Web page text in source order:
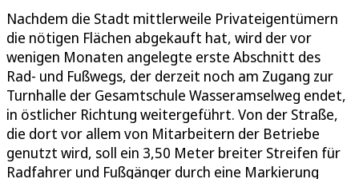
Nachdem die Stadt mittlerweile Privateigentümern
die nötigen Flächen abgekauft hat, wird der vor
wenigen Monaten angelegte erste Abschnitt des
Rad- und Fußwegs, der derzeit noch am Zugang zur
Turnhalle der Gesamtschule Wasseramselweg endet,
in östlicher Richtung weitergeführt. Von der Straße,
die dort vor allem von Mitarbeitern der Betriebe
genutzt wird, soll ein 3,50 Meter breiter Streifen für
Radfahrer und Fußgänger durch eine Markierung